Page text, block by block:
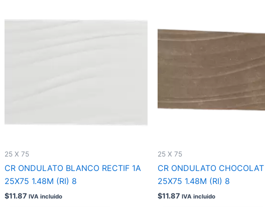
25 X 75
CR ONDULATO BLANCO RECTIF 1A
25X75 1.48M (RI) 8
$11.87 IVA incluido
25 X 75
CR ONDULATO
25X75 1.48M (RI) 8
$11.87 IVA incluido